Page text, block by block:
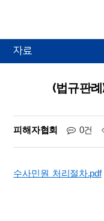
자료
(법규판
피해자협회 0건
수사민원 처리절차.pdf